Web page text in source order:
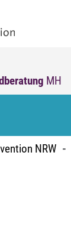
MH
NRW